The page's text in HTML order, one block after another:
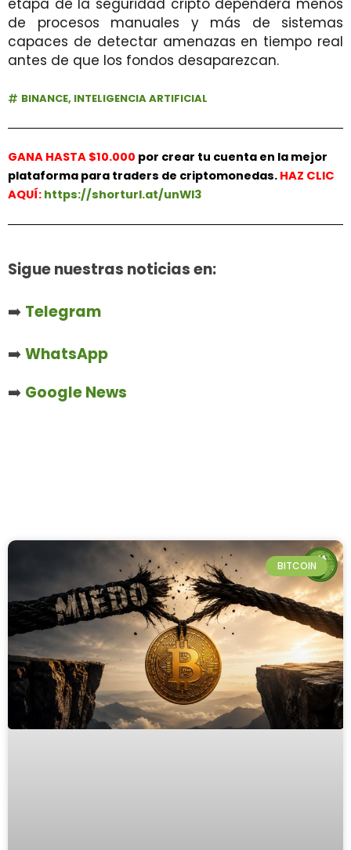
de procesos manuales y más de sistemas
capaces de detectar amenazas en tiempo real
antes de que los fondos desaparezcan.
BINANCE, INTELIGENCIA ARTIFICIAL
GANA HASTA $10.000 por crear tu cuenta en la mejor
plataforma para traders de criptomonedas. HAZ CLIC
AQUÍ: https://shorturl.at/unWl3
Sigue nuestras noticias en:
➡️ Telegram
➡️WhatsApp
➡️ Google News
BITCOIN